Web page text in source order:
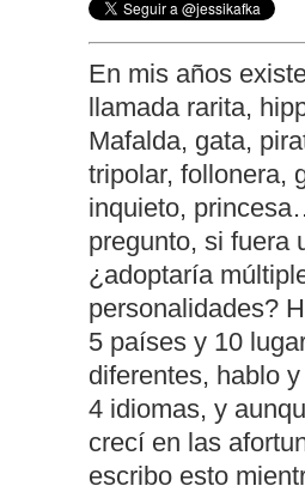
En mis años
llamada rarita,
Mafalda, gata,
tripolar, follonera,
inquieto,
pregunto, si fuera
¿adoptaría
personalidades?
5 países y 10
diferentes, hablo
4 idiomas, y
crecí en las
escribo esto